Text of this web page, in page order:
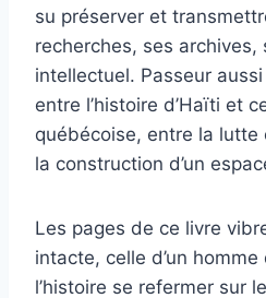
su préserver et
recherches, ses archives,
intellectuel. Passeur
entre l’histoire d’Haïti et
québécoise, entre la lutte
la construction d’un
Les pages de ce livre
intacte, celle d’un
l’histoire se refermer sur